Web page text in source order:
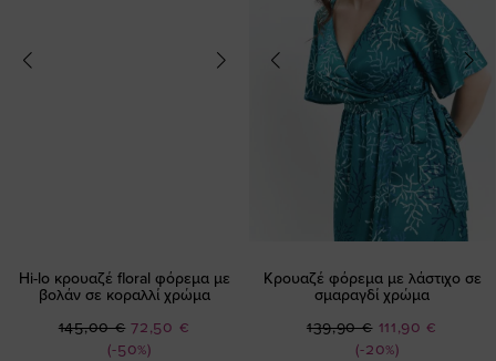
Hi-lo κρουαζέ floral φόρεμα με
βολάν σε κοραλλί χρώμα
(-50%)
Ειδική
Τιμή
72,50 €
145,00 €
Κρουαζέ φόρεμα με λάστιχο σε
σμαραγδί χρώμα
(-20%)
Ειδική
Τιμή
111,90 €
139,90 €